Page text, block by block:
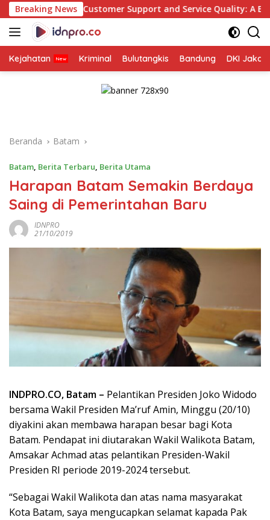
Langsung
ke
konten
Breaking News
Support and Service Quality: A Beginner’s Guide
Kejahatan Kriminal Bulutangkis Bandung DKI
Beranda Batam
Batam, Berita Terbaru, Berita Utama
Harapan Batam Semakin Berdaya
Saing di Pemerintahan Baru
IDNPRO
21/10/2019
INDPRO.CO, Batam – Pelantikan Presiden Joko Widodo
bersama Wakil Presiden Ma’ruf Amin, Minggu (20/10)
diyakini akan membawa harapan besar bagi Kota
Batam. Pendapat ini diutarakan Wakil Walikota Batam,
Amsakar Achmad atas pelantikan Presiden-Wakil
Presiden RI periode 2019-2024 tersebut.
“Sebagai Wakil Walikota dan atas nama masyarakat
Kota Batam, saya mengucapkan selamat kapada Pak